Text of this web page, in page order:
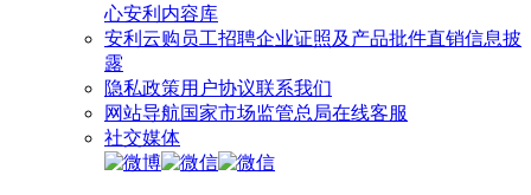
心安利内容库
安利云购 员工招聘企业证照及产品批件直销信息披
露
隐私政策用户协议联系我们
网站导航国家市场监管总局在线客服
社交媒体